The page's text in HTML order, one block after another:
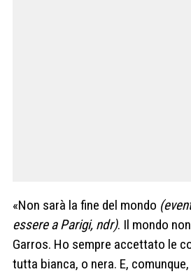
«Non sarà la fine del mondo
essere a Parigi, ndr). Il mondo
Garros. Ho sempre accettato le
tutta bianca, o nera. E,